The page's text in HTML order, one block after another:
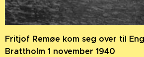
Fritjof Remøe kom seg over til
Brattholm 1 november 1940